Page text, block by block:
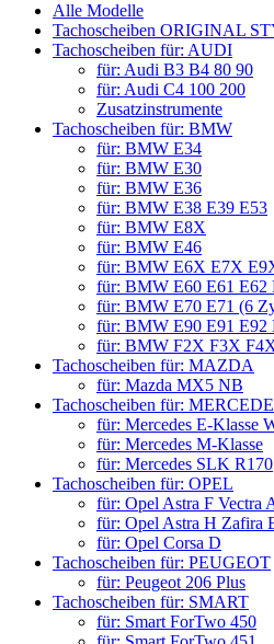
Alle Modelle
Tachoscheiben ORIGINAL
Tachoscheiben für: AUDI
für: Audi B3 B4 80 90
für: Audi C4 100 200
Zusatzinstrumente
Tachoscheiben für: BMW
für: BMW E34
für: BMW E30
für: BMW E36
für: BMW E38 E39 E53
für: BMW E8X
für: BMW E46
für: BMW E6X E7X
für: BMW E60 E61 E62
für: BMW E70 E71 (6
für: BMW E90 E91 E92
für: BMW F2X F3X
Tachoscheiben für: MAZDA
für: Mazda MX5 NB
Tachoscheiben für:
für: Mercedes E-Klasse
für: Mercedes M-Klasse
für: Mercedes SLK R170
Tachoscheiben für: OPEL
für: Opel Astra F Vectra
für: Opel Astra H Zafira
für: Opel Corsa D
Tachoscheiben für: PEUGEOT
für: Peugeot 206 Plus
Tachoscheiben für: SMART
für: Smart ForTwo 450